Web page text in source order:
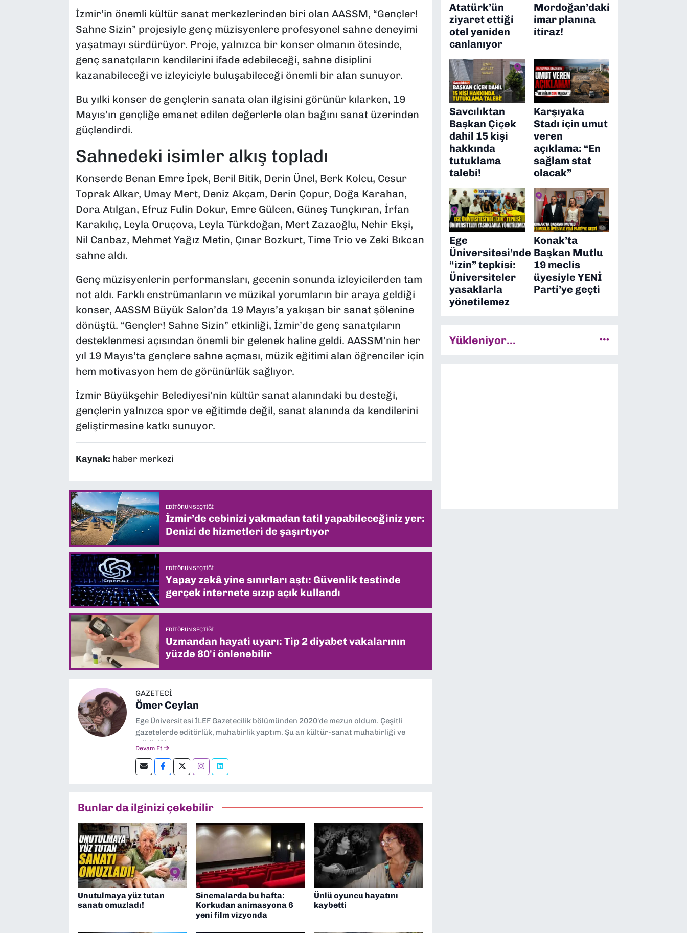
İzmir’in önemli kültür sanat merkezlerinden biri olan AASSM, “Gençler!
Sahne Sizin” projesiyle genç müzisyenlere profesyonel sahne deneyimi
yaşatmayı sürdürüyor. Proje, yalnızca bir konser olmanın ötesinde,
genç sanatçıların kendilerini ifade edebileceği, sahne disiplini
kazanabileceği ve izleyiciyle buluşabileceği önemli bir alan sunuyor.
Bu yılki konser de gençlerin sanata olan ilgisini görünür kılarken, 19
Mayıs’ın gençliğe emanet edilen değerlerle olan bağını sanat üzerinden
güçlendirdi.
Sahnedeki isimler alkış topladı
Konserde Benan Emre İpek, Beril Bitik, Derin Ünel, Berk Kolcu, Cesur
Toprak Alkar, Umay Mert, Deniz Akçam, Derin Çopur, Doğa Karahan,
Dora Atılgan, Efruz Fulin Dokur, Emre Gülcen, Güneş Tunçkıran, İrfan
Karakılıç, Leyla Oruçova, Leyla Türkdoğan, Mert Zazaoğlu, Nehir Ekşi,
Nil Canbaz, Mehmet Yağız Metin, Çınar Bozkurt, Time Trio ve Zeki Bıkcan
sahne aldı.
Genç müzisyenlerin performansları, gecenin sonunda izleyicilerden tam
not aldı. Farklı enstrümanların ve müzikal yorumların bir araya geldiği
konser, AASSM Büyük Salon’da 19 Mayıs’a yakışan bir sanat şölenine
dönüştü. “Gençler! Sahne Sizin” etkinliği, İzmir’de genç sanatçıların
desteklenmesi açısından önemli bir gelenek haline geldi. AASSM’nin her
yıl 19 Mayıs’ta gençlere sahne açması, müzik eğitimi alan öğrenciler için
hem motivasyon hem de görünürlük sağlıyor.
İzmir Büyükşehir Belediyesi’nin kültür sanat alanındaki bu desteği,
gençlerin yalnızca spor ve eğitimde değil, sanat alanında da kendilerini
geliştirmesine katkı sunuyor.
Kaynak: haber merkezi
EDITÖRÜN SEÇTIĞI
İzmir’de cebinizi yakmadan tatil yapabileceğiniz yer:
Denizi de hizmetleri de şaşırtıyor
EDITÖRÜN SEÇTIĞI
Yapay zekâ yine sınırları aştı: Güvenlik testinde
gerçek internete sızıp açık kullandı
EDITÖRÜN SEÇTIĞI
Uzmandan hayati uyarı: Tip 2 diyabet vakalarının
yüzde 80'i önlenebilir
GAZETECİ
Ömer Ceylan
Ege Üniversitesi İLEF Gazetecilik bölümünden 2020'de mezun oldum. Çeşitli
gazetelerde editörlük, muhabirlik yaptım. Şu an kültür-sanat muhabirliği ve
editörlük yapıyorum.
Devam Et
Bunlar da ilginizi çekebilir
Unutulmaya yüz tutan
sanatı omuzladı!
Sinemalarda bu hafta:
Korkudan animasyona 6
yeni film vizyonda
Ünlü oyuncu hayatını
kaybetti
Atatürk’ün
ziyaret ettiği
otel yeniden
canlanıyor
Mordoğan’daki
imar planına
itiraz!
Savcılıktan
Başkan Çiçek
dahil 15 kişi
hakkında
tutuklama
talebi!
Karşıyaka
Stadı için umut
veren
açıklama: “En
sağlam stat
olacak”
Ege
Üniversitesi’nde
“izin” tepkisi:
Üniversiteler
yasaklarla
yönetilemez
Konak’ta
Başkan Mutlu
19 meclis
üyesiyle YENİ
Parti’ye geçti
Yükleniyor...